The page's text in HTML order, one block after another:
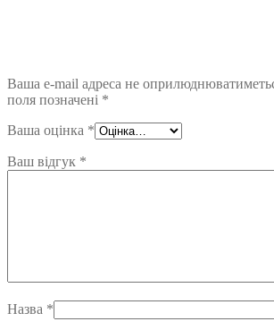
Ваша e-mail адреса не
поля позначені *
Ваша оцінка *
Ваш відгук *
Назва *